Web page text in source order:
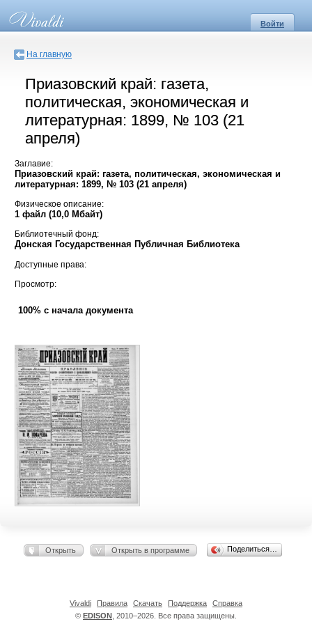
Войти
На главную
Приазовский край: газета,
политическая, экономическая и
литературная: 1899, № 103 (21
апреля)
Заглавие:
Приазовский край: газета, политическая, экономическая и
литературная: 1899, № 103 (21 апреля)
Физическое описание:
1 файл (10,0 Мбайт)
Библиотечный фонд:
Донская Государственная Публичная Библиотека
Доступные права:
Просмотр:
100% с начала документа
Открыть Открыть в программе Поделиться…
© EDISON , 2010–2026. Все права защищены.
Vivaldi Правила Скачать Поддержка Справка